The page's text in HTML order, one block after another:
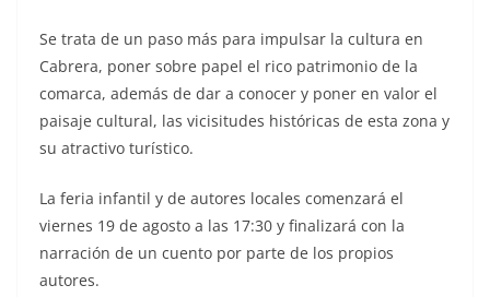
Se trata de un paso más para impulsar la cultura en
Cabrera, poner sobre papel el rico patrimonio de la
comarca, además de dar a conocer y poner en valor el
paisaje cultural, las vicisitudes históricas de esta zona y
su atractivo turístico.
La feria infantil y de autores locales comenzará el
viernes 19 de agosto a las 17:30 y finalizará con la
narración de un cuento por parte de los propios
autores.